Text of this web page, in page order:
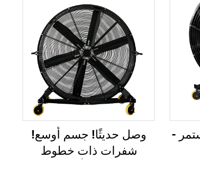
-
وصل حديثًا! جسم أوسع!
شفرات ذات خطوط